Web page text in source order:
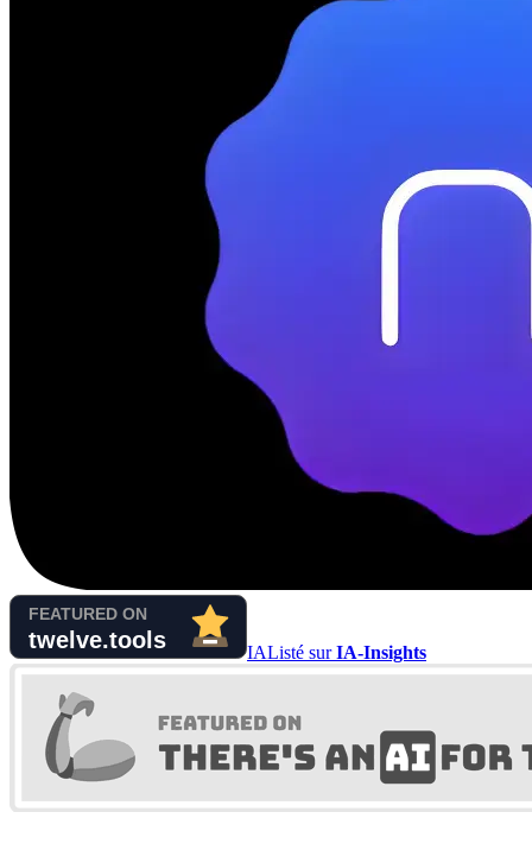
IAListé surIA-Insights